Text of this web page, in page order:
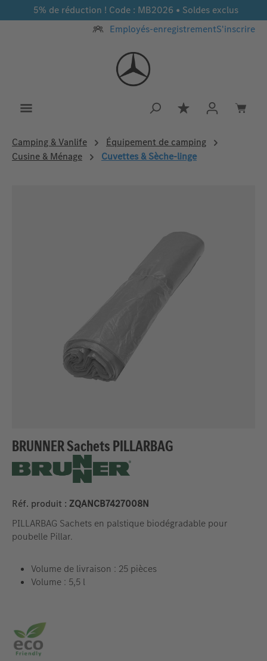
Passer au contenu principal
5% de réduction ! Code : MB2026 • Soldes exclus
Employés-enregistrementS'inscrire
Vous avez 0
Camping & Vanlife
Équipement de camping
Cusine & Ménage
Cuvettes & Sèche-linge
BRUNNER Sachets PILLARBAG
Réf. produit : ZQANCB7427008N
PILLARBAG Sachets en palstique biodégradable pour
poubelle Pillar.
Volume de livraison : 25 pièces
Volume : 5,5 l